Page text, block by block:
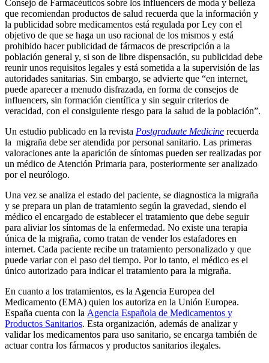
Consejo de Farmacéuticos sobre los influencers de moda y belleza
que recomiendan productos de salud recuerda que la información y
la publicidad sobre medicamentos está regulada por Ley con el
objetivo de que se haga un uso racional de los mismos y está
prohibido hacer publicidad de fármacos de prescripción a la
población general y, si son de libre dispensación, su publicidad debe
reunir unos requisitos legales y está sometida a la supervisión de las
autoridades sanitarias. Sin embargo, se advierte que “en internet,
puede aparecer a menudo disfrazada, en forma de consejos de
influencers, sin formación científica y sin seguir criterios de
veracidad, con el consiguiente riesgo para la salud de la población”.
Un estudio publicado en la revista Postgraduate Medicine recuerda
la migraña debe ser atendida por personal sanitario. Las primeras
valoraciones ante la aparición de síntomas pueden ser realizadas por
un médico de Atención Primaria para, posteriormente ser analizado
por el neurólogo.
Una vez se analiza el estado del paciente, se diagnostica la migraña
y se prepara un plan de tratamiento según la gravedad, siendo el
médico el encargado de establecer el tratamiento que debe seguir
para aliviar los síntomas de la enfermedad. No existe una terapia
única de la migraña, como tratan de vender los estafadores en
internet. Cada paciente recibe un tratamiento personalizado y que
puede variar con el paso del tiempo. Por lo tanto, el médico es el
único autorizado para indicar el tratamiento para la migraña.
En cuanto a los tratamientos, es la Agencia Europea del
Medicamento (EMA) quien los autoriza en la Unión Europea.
España cuenta con la Agencia Española de Medicamentos y
Productos Sanitarios. Esta organización, además de analizar y
validar los medicamentos para uso sanitario, se encarga también de
actuar contra los fármacos y productos sanitarios ilegales.